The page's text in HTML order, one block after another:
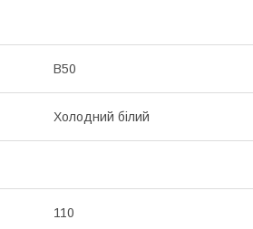
B50
Холодний білий
110